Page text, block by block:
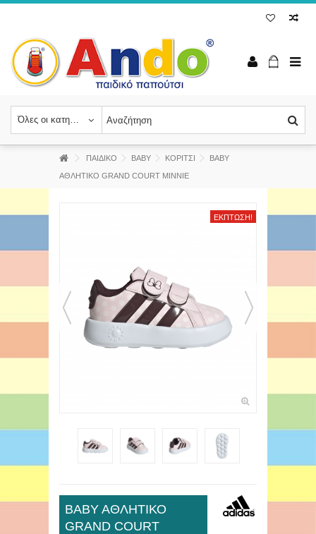
Όλες οι κατηγορίες
ΠΑΙΔΙΚΟ BABY ΚΟΡΙΤΣΙ ΒΑΒΥ
ΑΘΛΗΤΙΚΟ GRAND COURT MINNIE
ΈΚΠΤΩΣΗ!
ΒΑΒΥ ΑΘΛΗΤΙΚΟ
GRAND COURT